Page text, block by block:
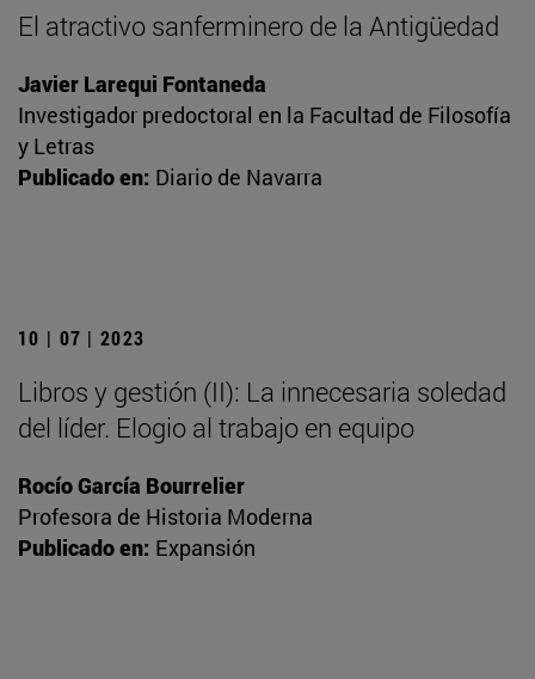
El atractivo sanferminero de la Antigüedad
Javier Larequi Fontaneda
Investigador predoctoral en la Facultad de Filosofía
y Letras
Publicado en: Diario de Navarra
10 | 07 | 2023
Libros y gestión (II): La innecesaria soledad
del líder. Elogio al trabajo en equipo
Rocío García Bourrelier
Profesora de Historia Moderna
Publicado en: Expansión